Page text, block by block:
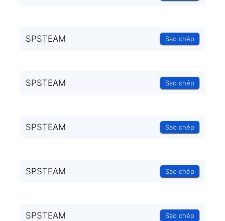
SPSTEAM Sao chép
SPSTEAM Sao chép
SPSTEAM Sao chép
SPSTEAM Sao chép
SPSTEAM Sao chép